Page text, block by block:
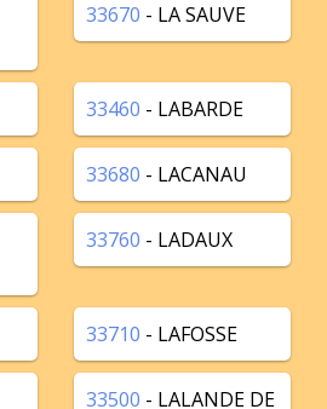
33670 - LA SAUVE
33460 - LABARDE
33680 - LACANAU
33760 - LADAUX
33710 - LAFOSSE
33500 - LALANDE DE